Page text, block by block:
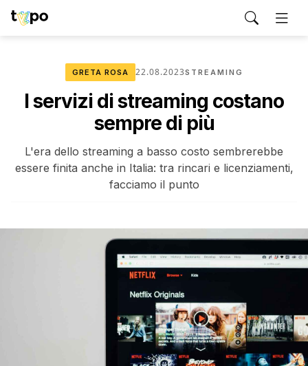
GRETA ROSA 22.08.2023STREAMING
I servizi di streaming costano
sempre di più
L'era dello streaming a basso costo sembrerebbe
essere finita anche in Italia: tra rincari e licenziamenti,
facciamo il punto